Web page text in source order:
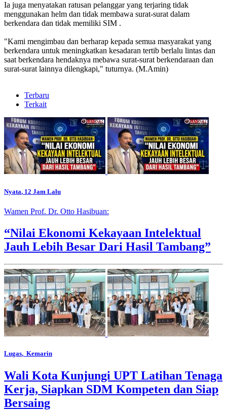
Ia juga menyatakan ratusan pelanggar yang terjaring tidak
menggunakan helm dan tidak membawa surat-surat dalam
berkendara dan tidak memiliki SIM .
"Kami mengimbau dan berharap kepada semua masyarakat yang
berkendara untuk meningkatkan kesadaran tertib berlalu lintas dan
saat berkendara hendaknya mebawa surat-surat berkendaraan dan
surat-surat lainnya dilengkapi," tuturnya. (M.Amin)
Terbaru
Terkait
Nyata, 12 Jam Lalu
Wamen Prof. Dr. Otto Hasibuan:
“Nilai Ekonomi Kekayaan Intelektual
Jauh Lebih Besar Dari Hasil Tambang”
Lugas, Kemarin
Wali Kota Kunjungi UPT Latihan Tenaga
Kerja, Siapkan SDM Kompeten dan Siap
Bersaing